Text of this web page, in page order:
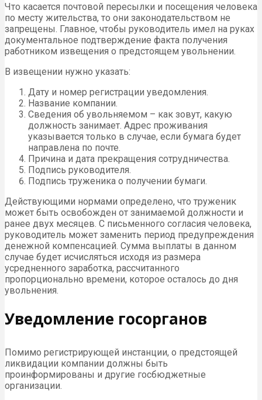
Что касается почтовой пересылки и посещения человека
по месту жительства, то они законодательством не
запрещены. Главное, чтобы руководитель имел на руках
документальное подтверждение факта получения
работником извещения о предстоящем увольнении.
В извещении нужно указать:
Дату и номер регистрации уведомления.
Название компании.
Сведения об увольняемом – как зовут, какую
должность занимает. Адрес проживания
указывается только в случае, если бумага будет
направлена по почте.
Причина и дата прекращения сотрудничества.
Подпись руководителя.
Подпись труженика о получении бумаги.
Действующими нормами определено, что труженик
может быть освобожден от занимаемой должности и
ранее двух месяцев. С письменного согласия человека,
руководитель может заменить период предупреждения
денежной компенсацией. Сумма выплаты в данном
случае будет исчисляться исходя из размера
усредненного заработка, рассчитанного
пропорционально времени, которое осталось до дня
увольнения.
Уведомление госорганов
Помимо регистрирующей инстанции, о предстоящей
ликвидации компании должны быть
проинформированы и другие госбюджетные
организации.